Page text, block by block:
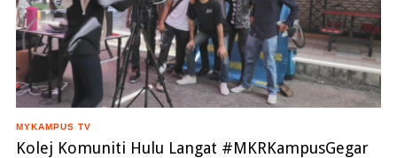
MYKAMPUS TV
Kolej Komuniti Hulu Langat #MKRKampusGegar